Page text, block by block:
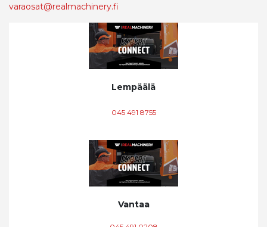
varaosat@realmachinery.fi
Lempäälä
045 491 8755
Vantaa